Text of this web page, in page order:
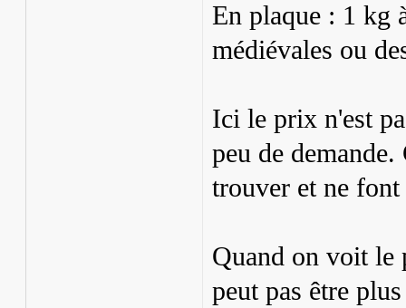
En plaque : 1 kg
médiévales ou
Ici le prix n'est
peu de
trouver et ne
Quand on voit le
peut pas être